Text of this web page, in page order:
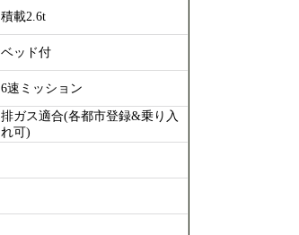
積載2.6t
ベッド付
6速ミッション
排ガス適合(各都市登録&乗り入
れ可)